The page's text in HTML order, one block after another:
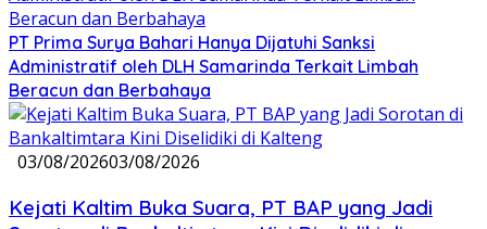
PT Prima Surya Bahari Hanya Dijatuhi Sanksi
Administratif oleh DLH Samarinda Terkait Limbah
Beracun dan Berbahaya
03/08/202603/08/2026
Kejati Kaltim Buka Suara, PT BAP yang Jadi